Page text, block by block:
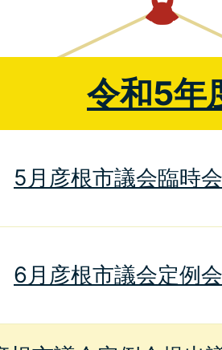
令和5年
5月彦根市議会臨時
6月彦根市議会定例